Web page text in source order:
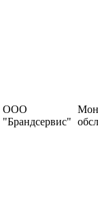
ООО
"Брандсервис"